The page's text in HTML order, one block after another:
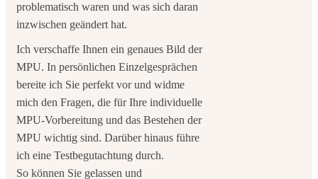
problematisch waren und was sich daran
inzwischen geändert hat.
Ich verschaffe Ihnen ein genaues Bild der
MPU. In persönlichen Einzelgesprächen
bereite ich Sie perfekt vor und widme
mich den Fragen, die für Ihre individuelle
MPU-Vorbereitung und das Bestehen der
MPU wichtig sind. Darüber hinaus führe
ich eine Testbegutachtung durch.
So können Sie gelassen und